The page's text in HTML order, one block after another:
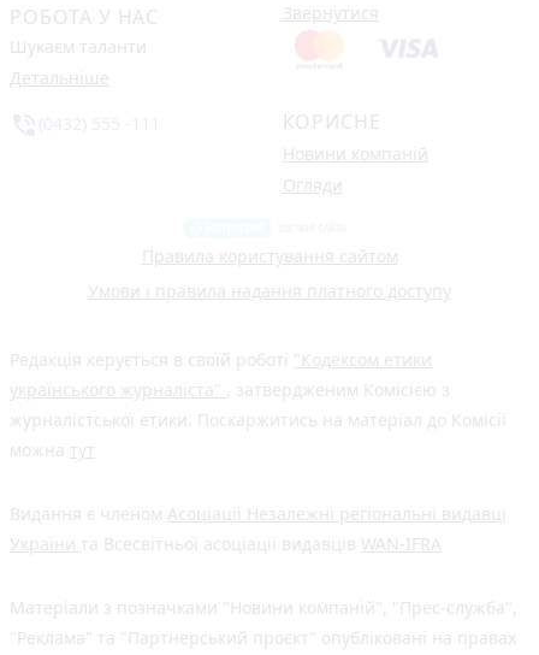
РОБОТА У НАС
Шукаєм таланти
Детальніше
Звернутися
КОРИСНЕ
Новини компаній
Огляди
Правила користування сайтом
Умови і правила надання платного доступу
Редакція керується в своїй роботі "Кодексом етики
українського журналіста" , затвердженим Комісією з
журналістської етики. Поскаржитись на матеріал до Комісії
можна тут
Видання є членом Асоціації Незалежні регіональні видавці
України та Всесвітньої асоціації видавців WAN-IFRA
Матеріали з позначками "Новини компаній", "Прес-служба",
"Реклама" та "Партнерський проєкт" опубліковані на правах